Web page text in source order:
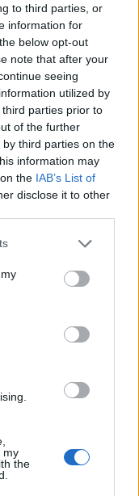
to third parties, or
information for
below opt-out
note that after your
seeing
utilized by
parties prior to
of the further
third parties on the
information may
the IAB’s List of
disclose it to other
my
the